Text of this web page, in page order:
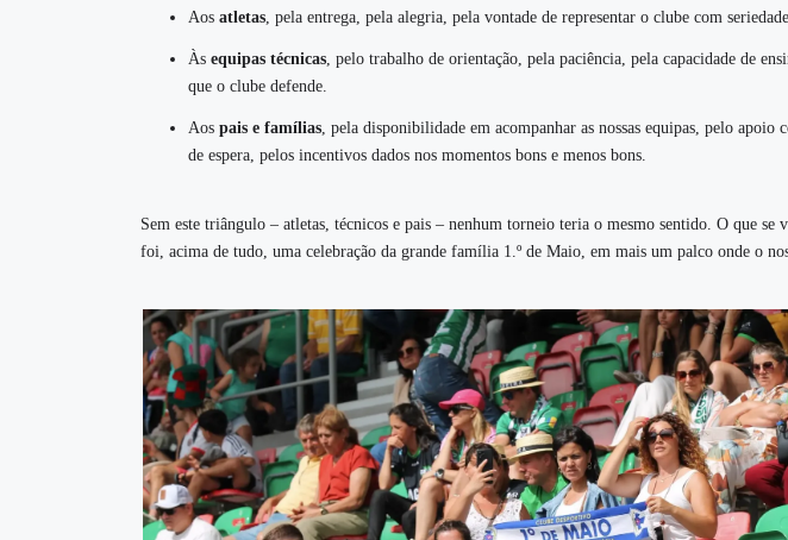
Aos atletas, pela entrega, pela alegria, pela vontade de representar o clube com
Às equipas técnicas, pelo trabalho de orientação, pela paciência, pela capacidade de
que o clube defende.
Aos pais e famílias, pela disponibilidade em acompanhar as nossas equipas, pelo apoio
de espera, pelos incentivos dados nos momentos bons e menos bons.
Sem este triângulo – atletas, técnicos e pais – nenhum torneio teria o mesmo sentido. O que
foi, acima de tudo, uma celebração da grande família 1.º de Maio, em mais um palco onde o